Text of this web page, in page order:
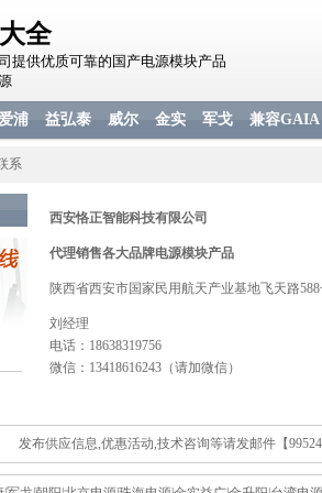
全
提供优质可靠的国产电源模块产品
浦 益弘泰 威尔 金实 军戈 兼容GAIA
系
西安恪正智能科技有限公司
代理销售各大品牌电源模块产品
陕西省西安市国家民用航天产业基地飞天路
刘经理
电话：18638319756
微信：13418616243（请加微信）
发布供应信息,优惠活动,技术咨询等请发邮件【